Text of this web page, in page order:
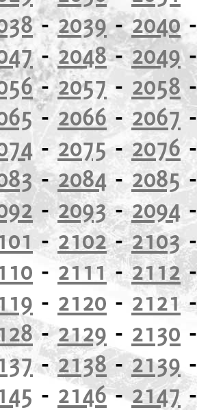
-2039-2040
-2048-2049
-2057 - 2058
- 2066-2067
- 2075-2076
-2084-2085
-2093-2094
-2102-2103
- 2111-2112
- 2120 - 2121
-2129 - 2130
-2138-2139
- 2146-2147